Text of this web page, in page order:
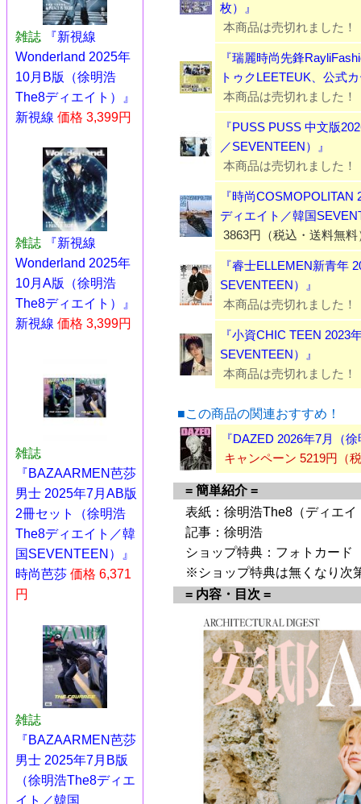
雑誌
『新視線
Wonderland 2025年
10月B版（徐明浩
The8ディエイト）』
新視線 価格 3,399円
雑誌
『新視線
Wonderland 2025年
10月A版（徐明浩
The8ディエイト）』
新視線 価格 3,399円
雑誌
『BAZAARMEN芭莎
男士 2025年7月AB版
2冊セット（徐明浩
The8ディエイト／韓
国SEVENTEEN​​​）』
時尚芭莎 価格 6,371
円
雑誌
『BAZAARMEN芭莎
男士 2025年7月B版
（徐明浩The8ディエ
イト／韓国
枚）』
本商品は売切れました！
『瑞麗時尚先鋒
トゥクLEETEUK、公式
本商品は売切れました！
『PUSS PUSS 中文版
／SEVENTEEN）』
本商品は売切れました！
『時尚
ディエイト／韓国
3863円（税込・送料無料
『睿士ELLEMEN新青年
SEVENTEEN）』
本商品は売切れました！
『小資CHIC TEEN 2023
SEVENTEEN）』
本商品は売切れました！
■この商品の関連おすすめ！
『DAZED 2026年7月（
キャンペーン 5219円（
= 簡単紹介 =
表紙：徐明浩The8（ディエ
記事：徐明浩
ショップ特典：フォトカード
※ショップ特典は無くなり次
= 内容・目次 =